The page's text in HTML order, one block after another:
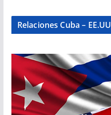
Relaciones Cuba – EE.UU